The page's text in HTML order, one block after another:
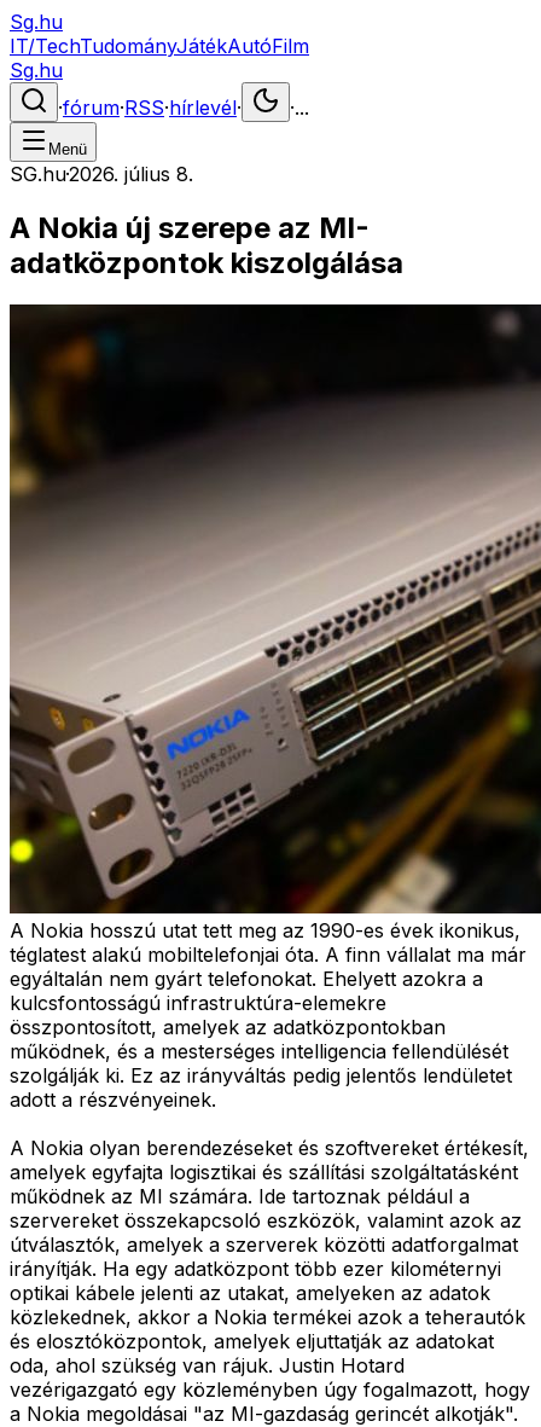
Sg.hu
IT/TechTudományJátékAutóFilm
Sg.hu
·fórum·RSS·hírlevél· ·...
Menü
SG.hu·2026. július 8.
A Nokia új szerepe az MI-
adatközpontok kiszolgálása
A Nokia hosszú utat tett meg az 1990-es évek ikonikus,
téglatest alakú mobiltelefonjai óta. A finn vállalat ma már
egyáltalán nem gyárt telefonokat. Ehelyett azokra a
kulcsfontosságú infrastruktúra-elemekre
összpontosított, amelyek az adatközpontokban
működnek, és a mesterséges intelligencia fellendülését
szolgálják ki. Ez az irányváltás pedig jelentős lendületet
adott a részvényeinek.
A Nokia olyan berendezéseket és szoftvereket értékesít,
amelyek egyfajta logisztikai és szállítási szolgáltatásként
működnek az MI számára. Ide tartoznak például a
szervereket összekapcsoló eszközök, valamint azok az
útválasztók, amelyek a szerverek közötti adatforgalmat
irányítják. Ha egy adatközpont több ezer kilométernyi
optikai kábele jelenti az utakat, amelyeken az adatok
közlekednek, akkor a Nokia termékei azok a teherautók
és elosztóközpontok, amelyek eljuttatják az adatokat
oda, ahol szükség van rájuk. Justin Hotard
vezérigazgató egy közleményben úgy fogalmazott, hogy
a Nokia megoldásai "az MI-gazdaság gerincét alkotják".